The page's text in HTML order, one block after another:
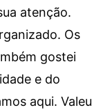
atenção.
Os
gostei
e do
aqui. Valeu